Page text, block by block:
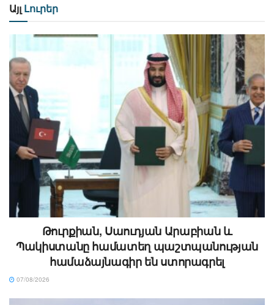
Այլ Լուրեր
Թուրքիան, Սաուդյան Արաբիան և
Պակիստանը համատեղ պաշտպանության
համաձայնագիր են ստորագրել
07/08/2026